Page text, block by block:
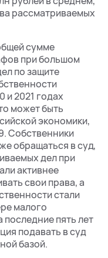
рассматриваемых
сумме
при большом
по защите
и 2021 годах
может быть
экономики,
Собственники
обращаться в суд,
дел при
активнее
свои права, а
стали
малого
пять лет
подавать в суд
базой.